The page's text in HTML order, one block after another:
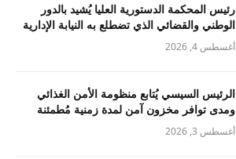
رئيس المحكمة الدستورية العليا يُشيد بالدور
الوطني والقضائي الذي تضطلع به النيابة الإدارية
أغسطس 4, 2026
الرئيس السيسي يُتابع منظومة الأمن الغذائي
ومدى توافر مخزون آمن لمدة زمنية مُطمئنة
أغسطس 3, 2026